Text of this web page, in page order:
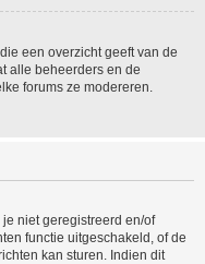
een overzicht geeft van de
alle beheerders en de
forums ze modereren.
niet geregistreerd en/of
functie uitgeschakeld, of de
kan sturen. Indien dit